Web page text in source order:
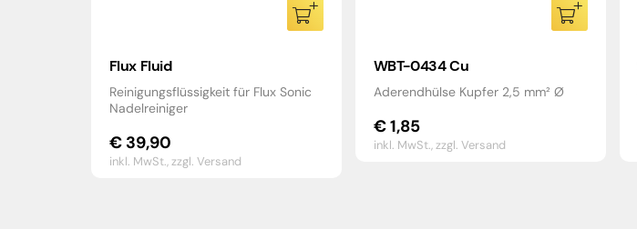
Flux Fluid
Reinigungsflüssigkeit für Flux Sonic
Nadelreiniger
€39,90
inkl. MwSt.,zzgl. Versand
WBT-0434 Cu
Aderendhülse Kupfer 2,5 mm² Ø
€1,85
inkl. MwSt.,zzgl. Versand